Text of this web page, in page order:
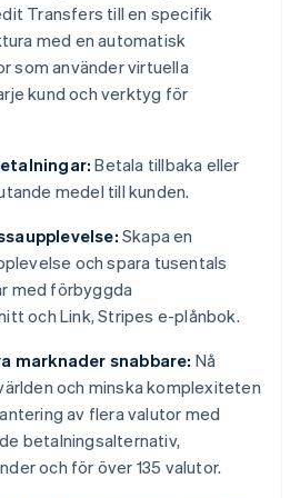
Transfers till en specifik
med en automatisk
som använder virtuella
kund och verktyg för
Betala tillbaka eller
medel till kunden.
Skapa en
och spara tusentals
med förbyggda
och Link, Stripes e-plånbok.
marknader snabbare: Nå
och minska komplexiteten
av flera valutor med
betalningsalternativ,
och för över 135 valutor.